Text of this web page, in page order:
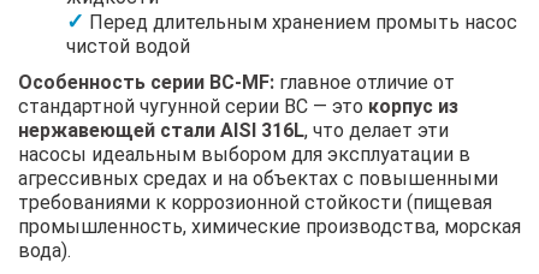
Перед длительным хранением промыть насос
чистой водой
Особенность серии BC-MF: главное отличие от
стандартной чугунной серии BC — это корпус из
нержавеющей стали AISI 316L, что делает эти
насосы идеальным выбором для эксплуатации в
агрессивных средах и на объектах с повышенными
требованиями к коррозионной стойкости (пищевая
промышленность, химические производства, морская
вода).